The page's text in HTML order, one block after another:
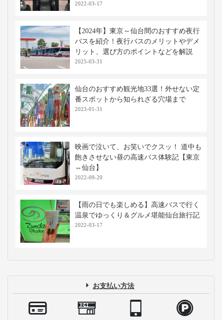
2022-03-17
【2024年】東京～仙台間のおすすめ夜行
バスを紹介！夜行バスのメリットやデメ
リット、選び方のポイントなどを解説
2025-03-31
仙台のおすすめ観光地33選！外せない定
番スポットから知られざる穴場まで
2023-01-31
映画で泣いて、お笑いでクスッ！ 道中も
飽きさせない昼の高速バス体験記【東京
⇔仙台】
2022-09-20
【雨の日でも楽しめる】高速バスで行く
温泉でゆっくり＆グルメ堪能仙台旅行記
2022-03-17
お支払い方法